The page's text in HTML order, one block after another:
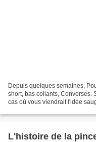
Depuis quelques semaines,
short, bas collants, Converses.
cas où vous viendrait l'idée
L'histoire de la